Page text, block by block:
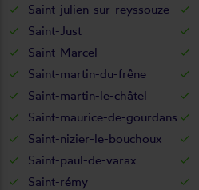
Saint-julien-sur-reyssouze
Saint-Just
Saint-Marcel
Saint-martin-du-frêne
Saint-martin-le-châtel
Saint-maurice-de-gourdans
Saint-nizier-le-bouchoux
Saint-paul-de-varax
Saint-rémy